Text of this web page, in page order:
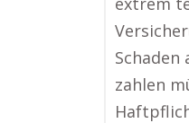
Schaden
zahlen